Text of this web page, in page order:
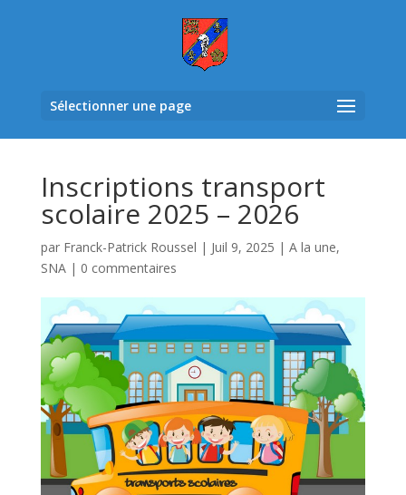
Sélectionner une page
Inscriptions transport
scolaire 2025 – 2026
par Franck-Patrick Roussel | Juil 9, 2025 | A la une,
SNA| 0 commentaires